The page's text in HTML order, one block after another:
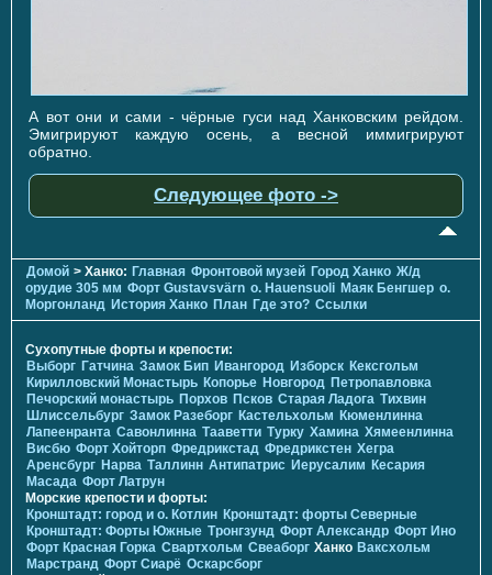
А вот они и сами - чёрные гуси над Ханковским рейдом.
Эмигрируют каждую осень, а весной иммигрируют
обратно.
Следующее фото ->
Домой > Ханко: Главная Фронтовой музей Город Ханко Ж/д
орудие 305 мм Форт Gustavsvärn о. Hauensuoli Маяк Бенгшер о.
Моргонланд История Ханко План Где это? Ссылки
Сухопутные форты и крепости:
Выборг Гатчина Замок Бип Ивангород Изборск Кексгольм
Кирилловский Монастырь Копорье Новгород Петропавловка
Печорcкий монастырь Порхов Псков Старая Ладога Тихвин
Шлиссельбург Замок Разеборг Кастельхольм Кюменлинна
Лапеенранта Савонлинна Тааветти Турку Хамина Хямеенлинна
Висбю Форт Хойторп Фредрикстад Фредрикстен Хегра
Аренсбург Нарва Таллинн Антипатрис Иерусалим Кесария
Масада Форт Латрун
Морские крепости и форты:
Кронштадт: город и о. Котлин Кронштадт: форты Северные
Кронштадт: Форты Южные Тронгзунд Форт Александр Форт Ино
Форт Красная Горка Свартхольм Свеаборг Ханко Ваксхольм
Марстранд Форт Сиарё Оскарсборг